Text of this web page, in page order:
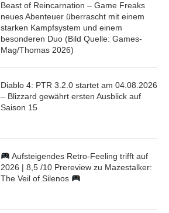
Beast of Reincarnation – Game Freaks
neues Abenteuer überrascht mit einem
starken Kampfsystem und einem
besonderen Duo (Bild Quelle: Games-
Mag/Thomas 2026)
Diablo 4: PTR 3.2.0 startet am 04.08.2026
– Blizzard gewährt ersten Ausblick auf
Saison 15
Aufsteigendes Retro-Feeling trifft auf
2026 | 8,5 /10 Prereview zu Mazestalker:
The Veil of Silenos